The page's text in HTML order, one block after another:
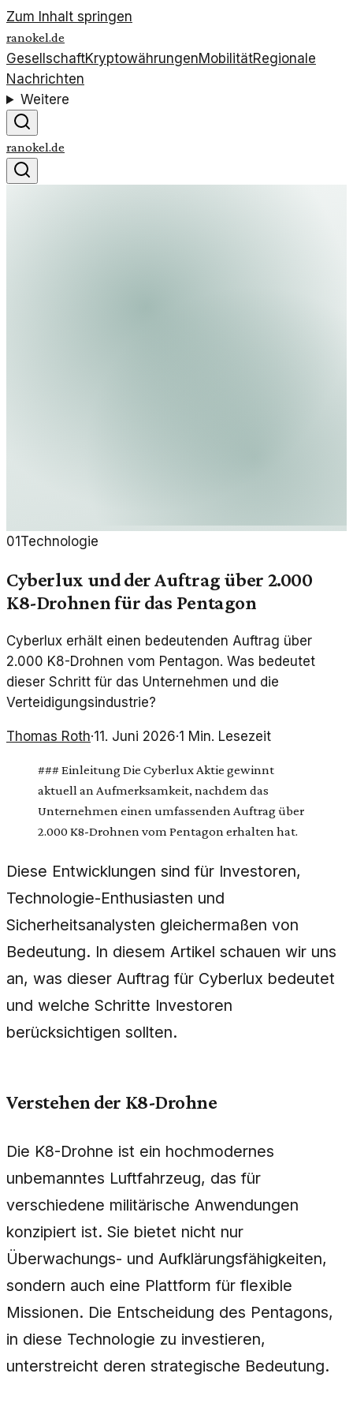
Zum Inhalt springen
ranokel.de
GesellschaftKryptowährungenMobilitätRegionale
Nachrichten
Weitere
ranokel.de
01 Technologie
Cyberlux und der Auftrag über 2.000
K8-Drohnen für das Pentagon
Cyberlux erhält einen bedeutenden Auftrag über
2.000 K8-Drohnen vom Pentagon. Was bedeutet
dieser Schritt für das Unternehmen und die
Verteidigungsindustrie?
Thomas Roth·11. Juni 2026·1 Min. Lesezeit
### Einleitung Die Cyberlux Aktie gewinnt
aktuell an Aufmerksamkeit, nachdem das
Unternehmen einen umfassenden Auftrag über
2.000 K8-Drohnen vom Pentagon erhalten hat.
Diese Entwicklungen sind für Investoren,
Technologie-Enthusiasten und
Sicherheitsanalysten gleichermaßen von
Bedeutung. In diesem Artikel schauen wir uns
an, was dieser Auftrag für Cyberlux bedeutet
und welche Schritte Investoren
berücksichtigen sollten.
Verstehen der K8-Drohne
Die K8-Drohne ist ein hochmodernes
unbemanntes Luftfahrzeug, das für
verschiedene militärische Anwendungen
konzipiert ist. Sie bietet nicht nur
Überwachungs- und Aufklärungsfähigkeiten,
sondern auch eine Plattform für flexible
Missionen. Die Entscheidung des Pentagons,
in diese Technologie zu investieren,
unterstreicht deren strategische Bedeutung.